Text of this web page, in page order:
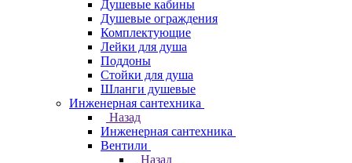
Душевые кабины
Душевые ограждения
Комплектующие
Лейки для душа
Поддоны
Стойки для душа
Шланги душевые
Инженерная сантехника
Назад
Инженерная сантехника
Вентили
Назад